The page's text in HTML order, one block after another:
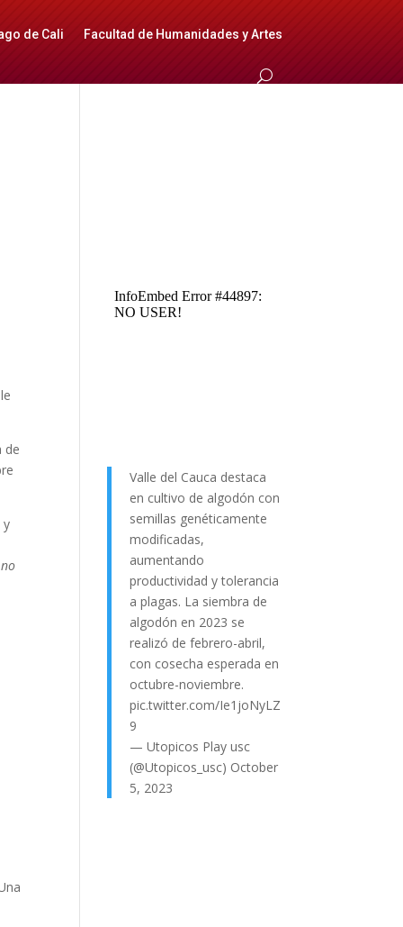
de Cali Facultad de Humanidades y Artes
de
y
Valle del Cauca destaca
en cultivo de algodón con
semillas genéticamente
modificadas,
aumentando
productividad y tolerancia
a plagas. La siembra de
algodón en 2023 se
realizó de febrero-abril,
con cosecha esperada en
octubre-noviembre.
pic.twitter.com/Ie1joNyLZ
9
— Utopicos Play usc
(@Utopicos_usc) October
5, 2023